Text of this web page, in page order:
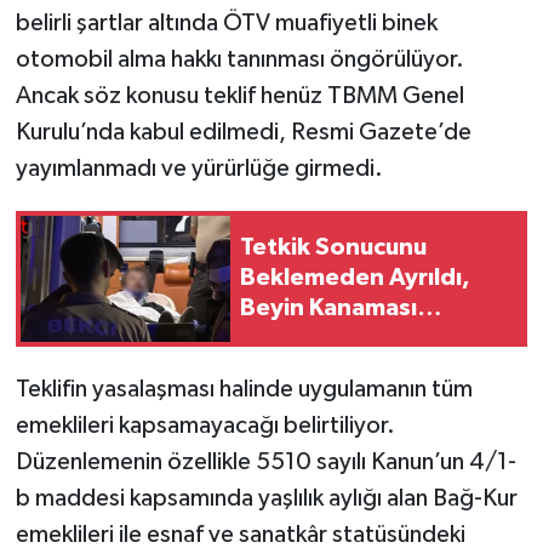
belirli şartlar altında ÖTV muafiyetli binek
otomobil alma hakkı tanınması öngörülüyor.
Ancak söz konusu teklif henüz TBMM Genel
Kurulu’nda kabul edilmedi, Resmi Gazete’de
yayımlanmadı ve yürürlüğe girmedi.
Tetkik Sonucunu
Beklemeden Ayrıldı,
Beyin Kanaması
Teklifin yasalaşması halinde uygulamanın tüm
emeklileri kapsamayacağı belirtiliyor.
Düzenlemenin özellikle 5510 sayılı Kanun’un 4/1-
b maddesi kapsamında yaşlılık aylığı alan Bağ-Kur
emeklileri ile esnaf ve sanatkâr statüsündeki